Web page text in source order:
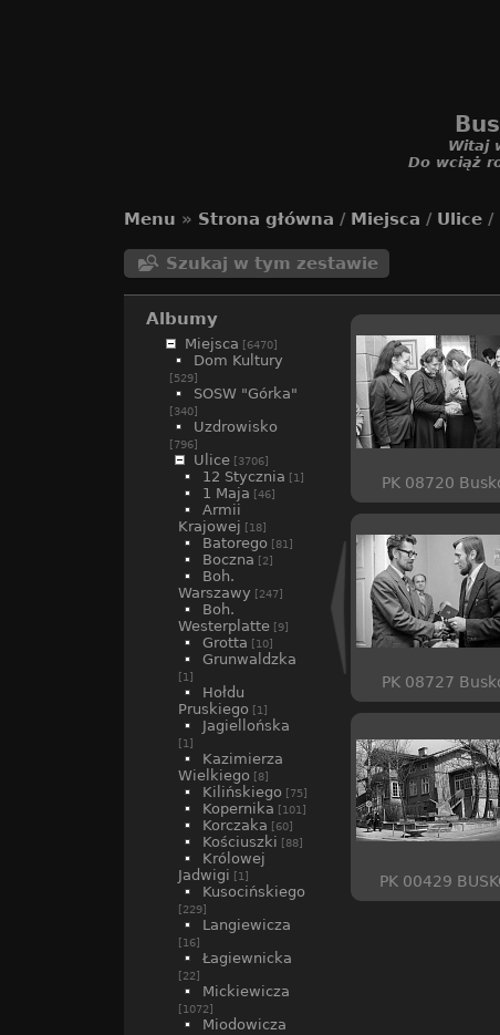
Witaj
Do wciąż
Menu » Strona główna / Miejsca / Ulice /
Szukaj w tym zestawie
Albumy
Miejsca [6470]
Dom Kultury
[529]
SOSW "Górka"
[340]
Uzdrowisko
[796]
Ulice [3706]
12 Stycznia [1]
1 Maja [46]
Armii
Krajowej [18]
Batorego [81]
Boczna [2]
Boh.
Warszawy [247]
Boh.
Westerplatte [9]
Grotta [10]
Grunwaldzka
[1]
Hołdu
Pruskiego [1]
Jagiellońska
[1]
Kazimierza
Wielkiego [8]
Kilińskiego [75]
Kopernika [101]
Korczaka [60]
Kościuszki [88]
Królowej
Jadwigi [1]
Kusocińskiego
[229]
Langiewicza
[16]
Łagiewnicka
[22]
Mickiewicza
[1072]
Miodowicza
PK 08720
PK 08727
PK 00429